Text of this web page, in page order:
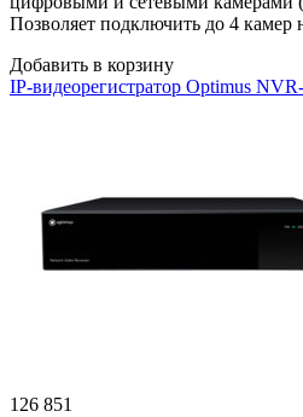
Позволяет подключить до 4 камер
Добавить в корзину
IP-видеорегистратор Optimus
126 851